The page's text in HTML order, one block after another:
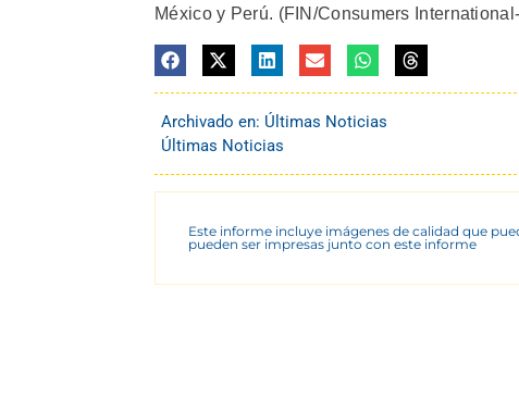
México y Perú. (FIN/Consumers
Archivado en: Últimas Noticias
Últimas Noticias
Este informe incluye imágenes de calidad que
pueden ser impresas junto con este informe